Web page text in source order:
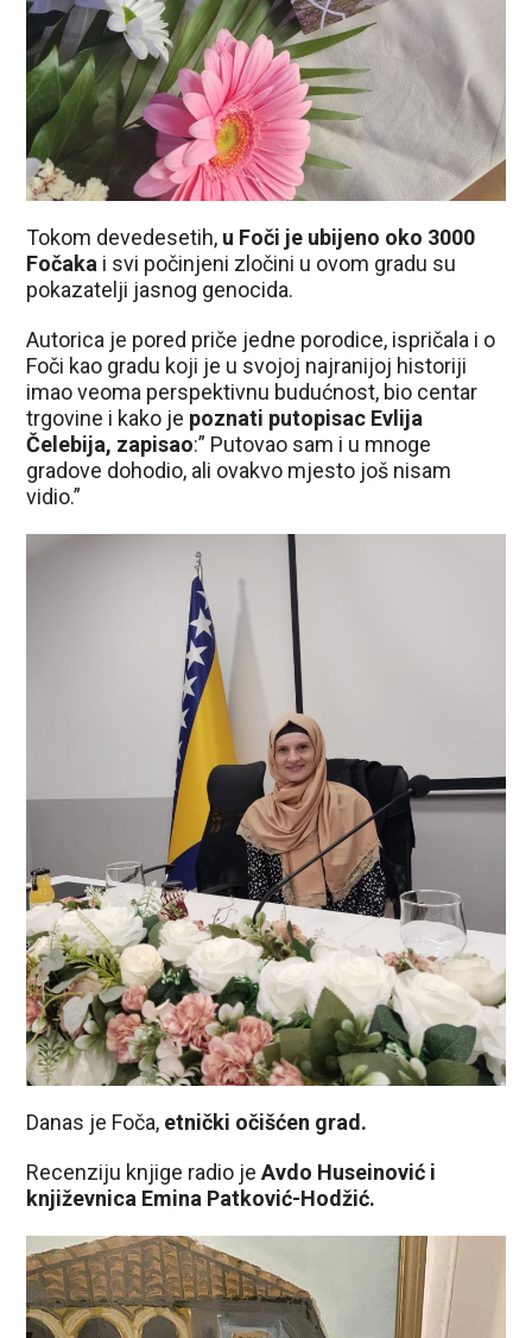
Tokom devedesetih, u Foči je ubijeno oko 3000
Fočaka i svi počinjeni zločini u ovom gradu su
pokazatelji jasnog genocida.
Autorica je pored priče jedne porodice, ispričala i o
Foči kao gradu koji je u svojoj najranijoj historiji
imao veoma perspektivnu budućnost, bio centar
trgovine i kako je poznati putopisac Evlija
Čelebija, zapisao:” Putovao sam i u mnoge
gradove dohodio, ali ovakvo mjesto još nisam
vidio.”
Danas je Foča, etnički očišćen grad.
Recenziju knjige radio je Avdo Huseinović i
književnica Emina Patković-Hodžić.